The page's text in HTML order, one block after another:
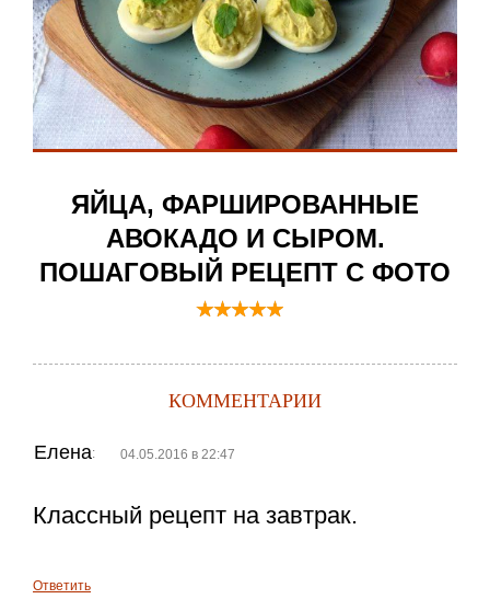
ЯЙЦА, ФАРШИРОВАННЫЕ
АВОКАДО И СЫРОМ.
ПОШАГОВЫЙ РЕЦЕПТ С ФОТО
КОММЕНТАРИИ
Елена: 04.05.2016 в 22:47
Классный рецепт на завтрак.
Ответить